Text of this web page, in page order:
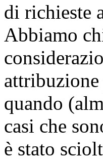
di richieste
Abbiamo
attribuzione
quando
casi che
è stato